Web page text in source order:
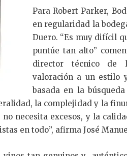
Para Robert Parker,
en regularidad la
Duero. “Es muy difícil
puntúe tan alto”
director técnico de
valoración a un estilo
basada en la
la complejidad y la
necesita excesos, y la
en todo”, afirma José